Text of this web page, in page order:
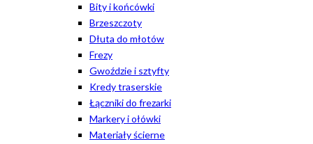
Bity i końcówki
Brzeszczoty
Dłuta do młotów
Frezy
Gwoździe i sztyfty
Kredy traserskie
Łączniki do frezarki
Markery i ołówki
Materiały ścierne